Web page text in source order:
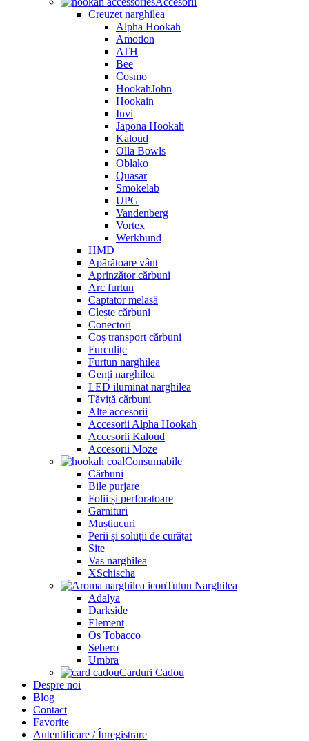
Creuzet narghilea
Alpha Hookah
Amotion
ATH
Bee
Cosmo
HookahJohn
Hookain
Invi
Japona Hookah
Kaloud
Olla Bowls
Oblako
Quasar
Smokelab
UPG
Vandenberg
Vortex
Werkbund
HMD
Apărătoare vânt
Aprinzător cărbuni
Arc furtun
Captator melasă
Clește cărbuni
Conectori
Coș transport cărbuni
Furculițe
Furtun narghilea
Genți narghilea
LED iluminat narghilea
Tăviță cărbuni
Alte accesorii
Accesorii Alpha Hookah
Accesorii Kaloud
Accesorii Moze
Consumabile
Cărbuni
Bile purjare
Folii și perforatoare
Garnituri
Muștiucuri
Perii și soluții de curățat
Site
Vas narghilea
XSchischa
Tutun Narghilea
Adalya
Darkside
Element
Os Tobacco
Sebero
Umbra
Carduri Cadou
Despre noi
Blog
Contact
Favorite
Autentificare / Înregistrare